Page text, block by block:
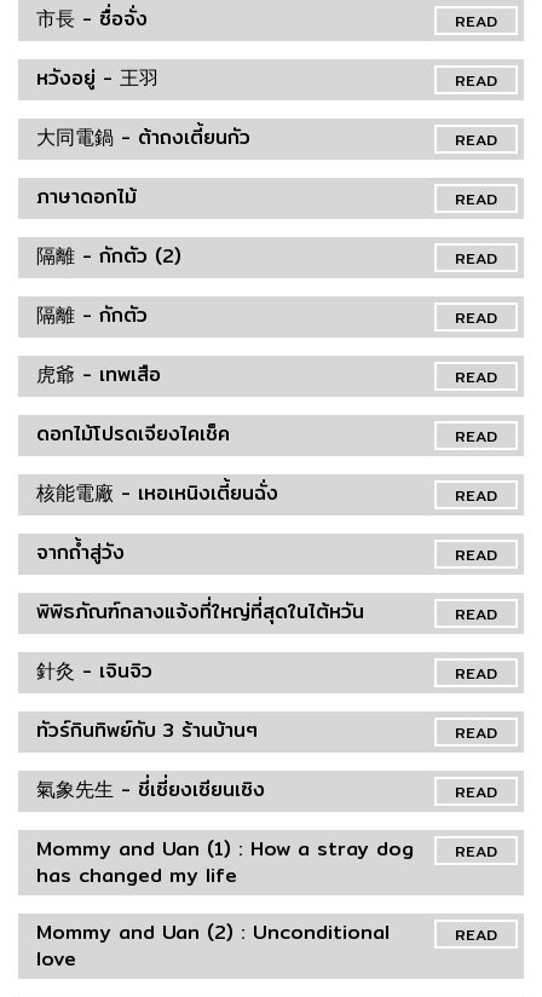
READ
市長 - ซื่อจั่ง
READ
หวังอยู่ - 王羽
READ
大同電鍋 - ต้าถงเตี้ยนกัว
READ
ภาษาดอกไม้
READ
隔離 - กักตัว (2)
READ
隔離 - กักตัว
READ
虎爺 - เทพเสือ
READ
ดอกไม้โปรดเจียงไคเช็ค
READ
核能電廠 - เหอเหนิงเตี้ยนฉั่ง
READ
จากถ้ำสู่วัง
READ
พิพิธภัณฑ์กลางแจ้งที่ใหญ่ที่สุดในไต้หวัน
READ
針灸 - เจินจิว
READ
ทัวร์กินทิพย์กับ 3 ร้านบ้านๆ
READ
氣象先生 - ชี่เซี่ยงเซียนเซิง
READ
Mommy and Uan (1) : How a stray dog
has changed my life
READ
Mommy and Uan (2) : Unconditional
love